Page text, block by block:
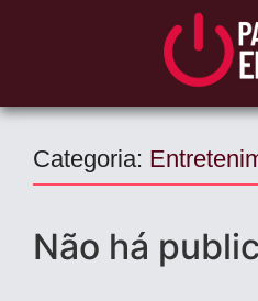
Categoria:
Não há